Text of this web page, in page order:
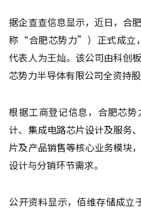
据企查查信息显示，近日，合
称“合肥芯势力”）正式成立
代表人为王灿。该公司由科创
芯势力半导体有限公司全资持股
根据工商登记信息，合肥芯
计、集成电路芯片设计及服务
片及产品销售等核心业务模块
设计与分销环节需求。
公开资料显示，佰维存储成立